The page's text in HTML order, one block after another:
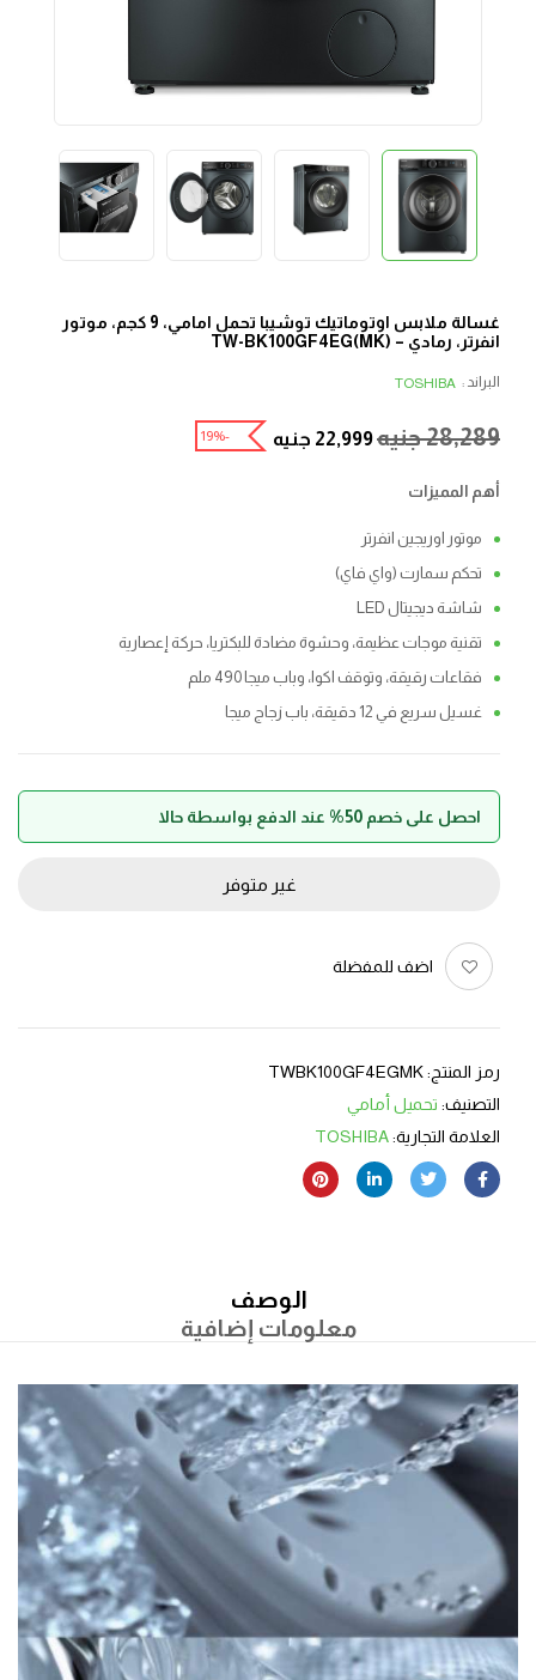
غسالة ملابس اوتوماتيك توشيبا تحمل امامي، 9 كجم، موتور
انفرتر، رمادي – TW-BK100GF4EG(MK)
البراند : TOSHIBA
28,289جنيه22,999 جنيه -19%
أهم المميزات
موتور اوريجين انفرتر
تحكم سمارت (واي فاي)
شاشة ديجيتال LED
تقنية موجات عظيمة، وحشوة مضادة للبكتريا، حركة إعصارية
فقاعات رقيقة، وتوقف اكوا، وباب ميجا 490 ملم
غسيل سريع في 12 دقيقة، باب زجاج ميجا
احصل على خصم 50% عند الدفع بواسطة حالا
غير متوفر
اضف للمفضلة
رمز المنتج:TWBK100GF4EGMK
التصنيف: تحميل أمامي
العلامة التجارية:TOSHIBA
الوصف
معلومات إضافية